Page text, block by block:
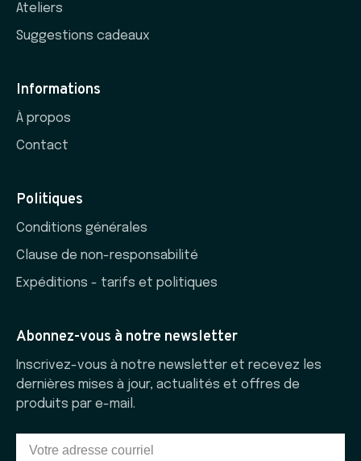
Ateliers
Suggestions cadeaux
Informations
À propos
Contact
Politiques
Conditions générales
Clause de non-responsabilité
Expéditions - tarifs et politiques
Abonnez-vous à notre newsletter
Inscrivez-vous à notre newsletter et recevez les
dernières mises à jour, actualités et offres de
produits par e-mail.